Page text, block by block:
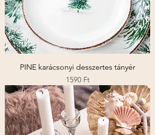
PINE karácsonyi desszertes tányér
Ár
1590 Ft